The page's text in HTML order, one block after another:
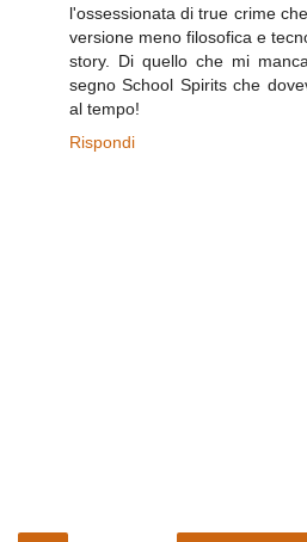
l'ossessionata di true crime
versione meno filosofica e
story. Di quello che mi
segno School Spirits che
al tempo!
Rispondi